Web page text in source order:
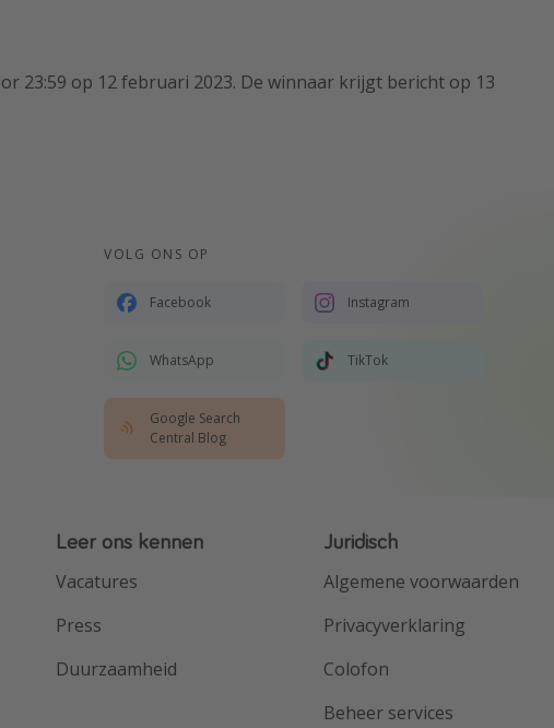
23:59 op 12 februari 2023. De winnaar krijgt bericht op 13
VOLG ONS OP
Facebook Instagram
WhatsApp TikTok
Google Search
Central Blog
Leer ons kennen
Vacatures
Press
Duurzaamheid
Juridisch
Algemene voorwaarden
Privacyverklaring
Colofon
Beheer services